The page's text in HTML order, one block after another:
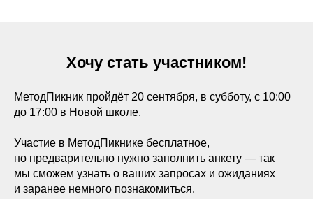
Хочу стать участником!
МетодПикник пройдёт 20 сентября, в субботу, с 10:00
до 17:00 в Новой школе.
Участие в МетодПикнике бесплатное,
но предварительно нужно заполнить анкету — так
мы сможем узнать о ваших запросах и ожиданиях
и заранее немного познакомиться.